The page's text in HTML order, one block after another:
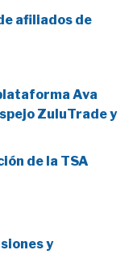
afiliados de
Ava
ZuluTrade y
de la TSA
y